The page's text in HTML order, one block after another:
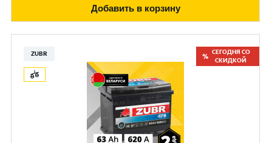
Добавить в корзину
ZUBR
СЕГОДНЯ СО
СКИДКОЙ